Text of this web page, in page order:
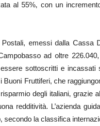
al 55%, con un
emessi dalla Cassa
ad oltre
sottoscritti e incassati
Buoni Fruttiferi, che
degli italiani, grazie
redditività. L’azienda
la classifica